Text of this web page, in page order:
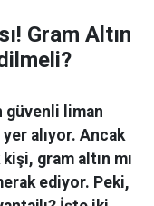
Gram Altın
güvenli liman
alıyor. Ancak
gram altın mı
ediyor. Peki,